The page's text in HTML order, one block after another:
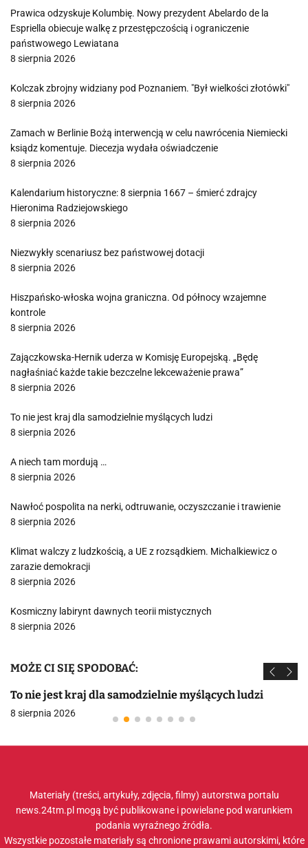
Prawica odzyskuje Kolumbię. Nowy prezydent Abelardo de la
Espriella obiecuje walkę z przestępczością i ograniczenie
państwowego Lewiatana
8 sierpnia 2026
Kolczak zbrojny widziany pod Poznaniem. "Był wielkości złotówki"
8 sierpnia 2026
Zamach w Berlinie Bożą interwencją w celu nawrócenia Niemiecki
ksiądz komentuje. Diecezja wydała oświadczenie
8 sierpnia 2026
Kalendarium historyczne: 8 sierpnia 1667 – śmierć zdrajcy
Hieronima Radziejowskiego
8 sierpnia 2026
Niezwykły scenariusz bez państwowej dotacji
8 sierpnia 2026
Hiszpańsko-włoska wojna graniczna. Od północy wzajemne
kontrole
8 sierpnia 2026
Zajączkowska-Hernik uderza w Komisję Europejską. „Będę
nagłaśniać każde takie bezczelne lekceważenie prawa”
8 sierpnia 2026
To nie jest kraj dla samodzielnie myślących ludzi
8 sierpnia 2026
A niech tam mordują …
8 sierpnia 2026
Nawłoć pospolita na nerki, odtruwanie, oczyszczanie i trawienie
8 sierpnia 2026
Klimat walczy z ludzkością, a UE z rozsądkiem. Michalkiewicz o
zarazie demokracji
8 sierpnia 2026
Kosmiczny labirynt dawnych teorii mistycznych
8 sierpnia 2026
MOŻE CI SIĘ SPODOBAĆ:
To nie jest kraj dla samodzielnie myślących ludzi
8 sierpnia 2026
Materiały (treści, artykuły, zdjęcia, filmy) autorstwa portalu
news.24tm.pl mogą być publikowane i powielane pod warunkiem
podania wyraźnego źródła.
Wszystkie pozostałe materiały są chronione prawami autorskimi, które